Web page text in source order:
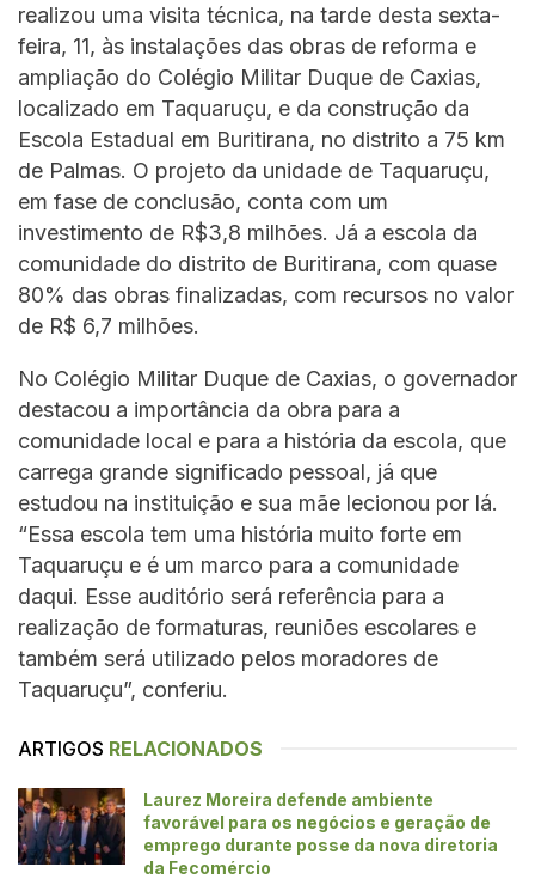
realizou uma visita técnica, na tarde desta sexta-
feira, 11, às instalações das obras de reforma e
ampliação do Colégio Militar Duque de Caxias,
localizado em Taquaruçu, e da construção da
Escola Estadual em Buritirana, no distrito a 75 km
de Palmas. O projeto da unidade de Taquaruçu,
em fase de conclusão, conta com um
investimento de R$3,8 milhões. Já a escola da
comunidade do distrito de Buritirana, com quase
80% das obras finalizadas, com recursos no valor
de R$ 6,7 milhões.
No Colégio Militar Duque de Caxias, o governador
destacou a importância da obra para a
comunidade local e para a história da escola, que
carrega grande significado pessoal, já que
estudou na instituição e sua mãe lecionou por lá.
“Essa escola tem uma história muito forte em
Taquaruçu e é um marco para a comunidade
daqui. Esse auditório será referência para a
realização de formaturas, reuniões escolares e
também será utilizado pelos moradores de
Taquaruçu”, conferiu.
ARTIGOS RELACIONADOS
Laurez Moreira defende ambiente
favorável para os negócios e geração de
emprego durante posse da nova diretoria
da Fecomércio